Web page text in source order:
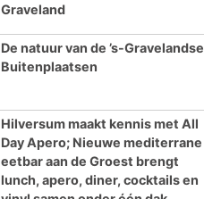
Graveland
De natuur van de ’s-Gravelandse
Buitenplaatsen
Hilversum maakt kennis met All
Day Apero; Nieuwe mediterrane
eetbar aan de Groest brengt
lunch, apero, diner, cocktails en